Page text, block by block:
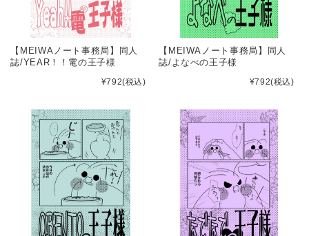
【MEIWAノート事務局】同人
誌/YEAR！！電の王子様
¥792(税込)
【MEIWAノート事務局】同人
誌/よなべの王子様
¥792(税込)